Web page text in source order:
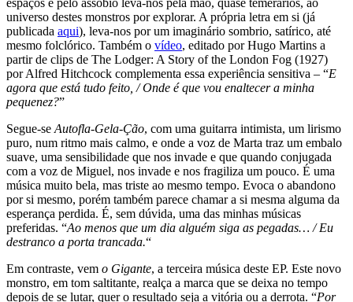
universo destes monstros por explorar. A própria letra em si (já
publicada aqui), leva-nos por um imaginário sombrio, satírico, até
mesmo folclórico. Também o vídeo, editado por Hugo Martins a
partir de clips de The Lodger: A Story of the London Fog (1927)
por Alfred Hitchcock complementa essa experiência sensitiva – “E
agora que está tudo feito, / Onde é que vou enaltecer a minha
pequenez?”
Segue-se Autofla-Gela-Ção, com uma guitarra intimista, um lirismo
puro, num ritmo mais calmo, e onde a voz de Marta traz um embalo
suave, uma sensibilidade que nos invade e que quando conjugada
com a voz de Miguel, nos invade e nos fragiliza um pouco. É uma
música muito bela, mas triste ao mesmo tempo. Evoca o abandono
por si mesmo, porém também parece chamar a si mesma alguma da
esperança perdida. É, sem dúvida, uma das minhas músicas
preferidas. “Ao menos que um dia alguém siga as pegadas… / Eu
destranco a porta trancada.“
Em contraste, vem o Gigante, a terceira música deste EP. Este novo
monstro, em tom saltitante, realça a marca que se deixa no tempo
depois de se lutar, quer o resultado seja a vitória ou a derrota. “Por